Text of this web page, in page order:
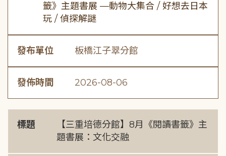
籤》主題書展 —動物大集合 / 好想去日本
玩 / 偵探解謎
發布單位 板橋江子翠分館
發佈時間 2026-08-06
標題
【三重培德分館】8月《閱讀書籤》主
題書展：文化交融